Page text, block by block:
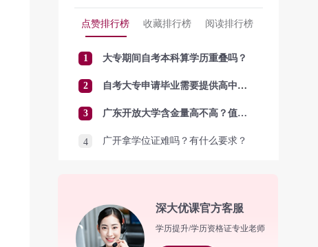
点赞排行榜 收藏排行榜 阅读排行榜
1 大专期间自考本科算学历重叠吗？
2 自考大专申请毕业需要提供高中毕业证吗？
3 广东开放大学含金量高不高？值得报考吗？
4 广开拿学位证难吗？有什么要求？
深大优课官方客服
学历提升/学历资格证专业老师